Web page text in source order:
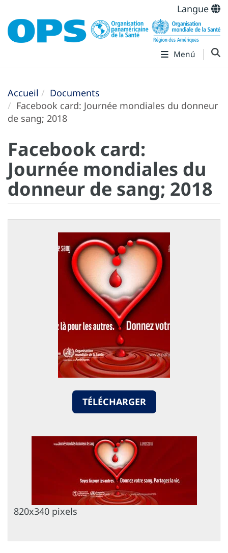
Langue
Menú
Accueil
Documents
Facebook card: Journée mondiales du donneur
de sang; 2018
Facebook card:
Journée mondiales du
donneur de sang; 2018
TÉLÉCHARGER
820x340 pixels